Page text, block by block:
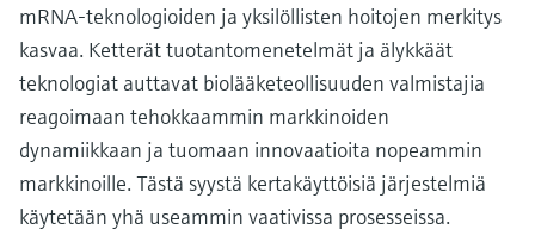
mRNA-teknologioiden ja yksilöllisten hoitojen merkitys
kasvaa. Ketterät tuotantomenetelmät ja älykkäät
teknologiat auttavat biolääketeollisuuden valmistajia
reagoimaan tehokkaammin markkinoiden
dynamiikkaan ja tuomaan innovaatioita nopeammin
markkinoille. Tästä syystä kertakäyttöisiä järjestelmiä
käytetään yhä useammin vaativissa prosesseissa.